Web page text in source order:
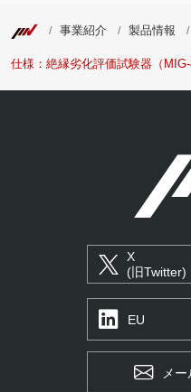
事業紹介 製品情報
仕様：絶縁劣化評価試験器（MIG-
X
(旧Twitter)
EU
メ